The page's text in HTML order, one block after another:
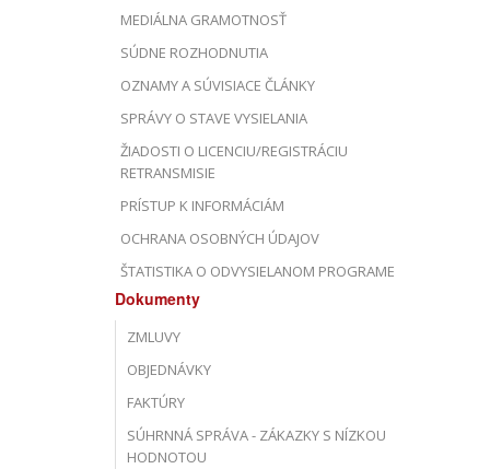
MEDIÁLNA GRAMOTNOSŤ
SÚDNE ROZHODNUTIA
OZNAMY A SÚVISIACE ČLÁNKY
SPRÁVY O STAVE VYSIELANIA
ŽIADOSTI O LICENCIU/REGISTRÁCIU
RETRANSMISIE
PRÍSTUP K INFORMÁCIÁM
OCHRANA OSOBNÝCH ÚDAJOV
ŠTATISTIKA O ODVYSIELANOM PROGRAME
Dokumenty
ZMLUVY
OBJEDNÁVKY
FAKTÚRY
SÚHRNNÁ SPRÁVA - ZÁKAZKY S NÍZKOU
HODNOTOU